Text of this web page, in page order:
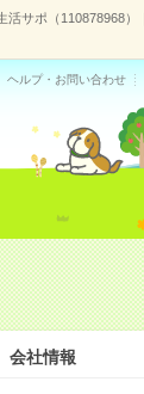
サポ（110878968）
ヘルプ・お問い合わせ
会社情報